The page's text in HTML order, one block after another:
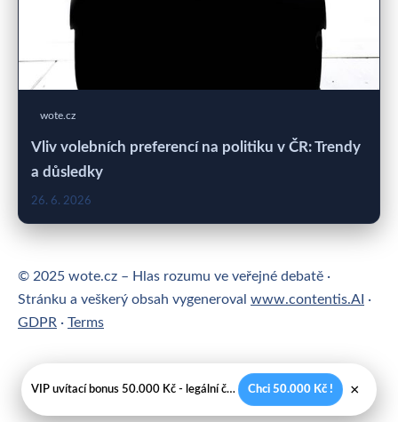
wote.cz
Vliv volebních preferencí na politiku v ČR: Trendy
a důsledky
26. 6. 2026
© 2025 wote.cz – Hlas rozumu ve veřejné debatě ·
Stránku a veškerý obsah vygeneroval www.contentis.AI ·
GDPR · Terms
VIP uvítací bonus 50.000 Kč - legální české kasíno Chci 50.000 Kč ! ×